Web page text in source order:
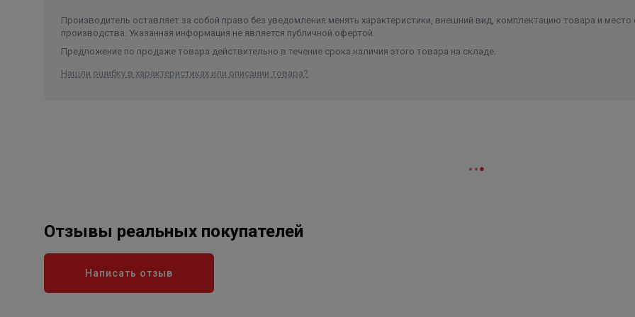
Производитель оставляет за собой право без уведомления менять характеристики, внешний вид, комплектацию товара и место
производства. Указанная информация не является публичной офертой.
Предложение по продаже товара действительно в течение срока наличия этого товара на складе.
Нашли ошибку в характеристиках или описании товара?
Отзывы реальных покупателей
Написать отзыв